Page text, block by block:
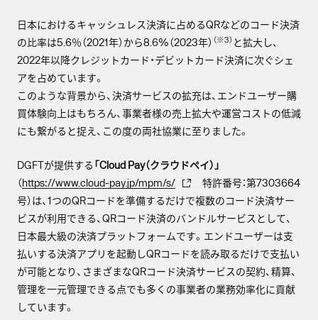
日本におけるキャッシュレス決済に占めるQRなどのコード決済
の比率は5.6％（2021年）から8.6%（2023年） （※3） と拡大し、
2022年以降クレジットカード・デビットカード決済に次ぐシェ
アを占めています。
このような背景から、決済サービスの拡充は、エンドユーザー購
買体験向上はもちろん、事業者様の売上拡大や運営コストの低減
にも繋がると捉え、この度の両社協業に至りました。
DGFTが提供する 「Cloud Pay（クラウドペイ）」
（https://www.cloud-pay.jp/mpm/s/
特許番号：第7303664
号）は、1つのQRコードを準備するだけで複数のコード決済サー
ビスが利用できる、QRコード決済のバンドルサービスとして、
日本最大級の決済プラットフォームです。エンドユーザーは支
払いする決済アプリを起動しQRコードを読み取るだけで支払い
が可能となり、さまざまなQRコード決済サービスの契約、精算、
管理を一元管理できる点でも多くの事業者の業務効率化に貢献
しています。